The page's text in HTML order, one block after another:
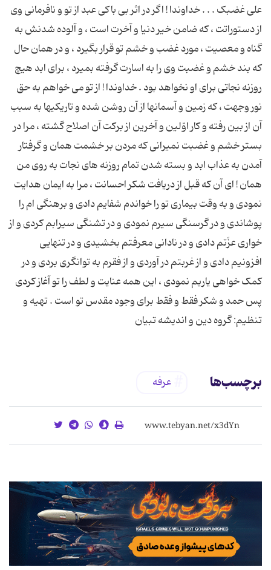
علی غضبک . . . خداوندا ! اگر در اثر بی باکی عبد از تو و نافرمانی وی
از دستوراتت ، که ضامن خیر دنیا و آخرت است ، و آلوده شدنش به
گناه و معصیت ، مورد غضب و خشم تو قرار بگیرد ، و در همان حال
که بند خشم و غضبت وی را به اسارت گرفته بمیرد ، برای ابد هیچ
روزنه نجاتی برای او نخواهد بود . خداوندا ! از تو می خواهم به حق
نور وجهت ، که زمین و آسمانها از آن روشن شده و تاریکیها به سبب
آن از بین رفته و کار اوّلین و آخرین از برکت آن اصلاح گشته ، مرا در
بستر خشم و غضبت نمیرانی که مردن بر خشمت همان و گرفتار
آمدن به عذاب ابد و بسته شدن تمام روزنه های نجات به روی من
همان ! ای آن که قبل از دریافت شکر احسانت ، مرا به ایمان هدایت
نمودی و به وقت بیماری تو را خواندم شفایم دادی و برهنگی ام را
پوشاندی و در گرسنگی سیرم نمودی و در تشنگی سیرابم کردی و از
خواری عزّتم دادی و در نادانی معرفتم بخشیدی و در تنهایی
افزونیم دادی و از غربتم در آوردی و از فقرم به توانگری بردی و در
کمک خواهی یاریم نمودی ، این همه عنایت و لطف را تو آغاز کردی
پس حمد و شکر فقط و فقط برای وجود مقدس تو است . تهیه و
تنظیم: گروه دین و اندیشه تبیان
برچسب‌ها عرفه